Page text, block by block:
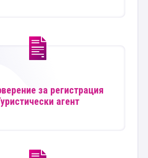
за регистрация
агент